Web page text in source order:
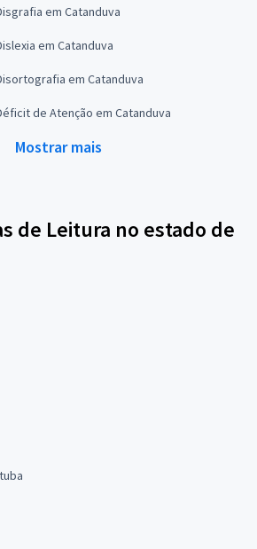
em Catanduva
em Catanduva
em Catanduva
de Atenção em Catanduva
Mostrar mais
de Leitura no estado de